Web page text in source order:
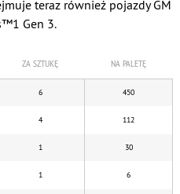
teraz również pojazdy GM
Gen 3.
ZA SZTUKĘ NA PALETĘ
6 450
4 112
1 30
1 6